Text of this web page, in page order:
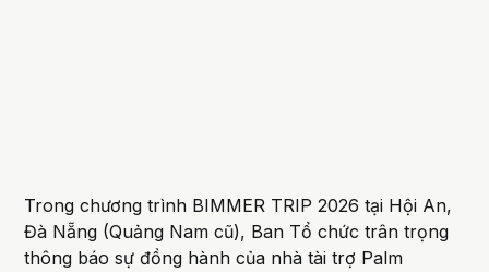
Trong chương trình BIMMER TRIP 2026 tại Hội An,
Đà Nẵng (Quảng Nam cũ), Ban Tổ chức trân trọng
thông báo sự đồng hành của nhà tài trợ Palm